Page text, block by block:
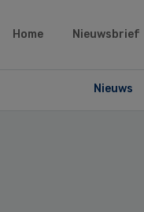
Home Nieuwsbrief
Nieuws